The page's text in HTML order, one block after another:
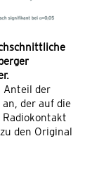
Anteil der
der auf die
den Original